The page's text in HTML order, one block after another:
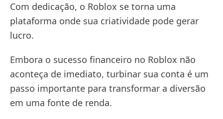
Com dedicação, o Roblox se torna uma
plataforma onde sua criatividade pode gerar
lucro.
Embora o sucesso financeiro no Roblox não
aconteça de imediato, turbinar sua conta é um
passo importante para transformar a diversão
em uma fonte de renda.